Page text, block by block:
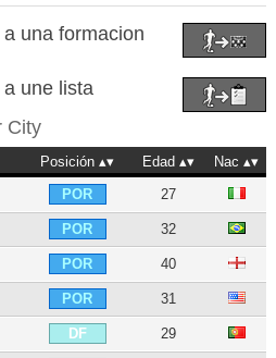
una formacion
une lista
City
Posición Edad
Nac
POR 27
POR 32
POR 40
POR 31
DF 29